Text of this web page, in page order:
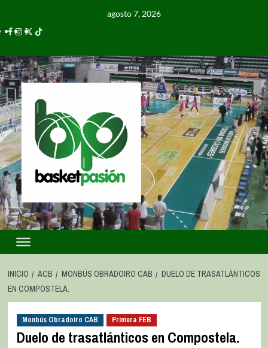
agosto 7, 2026
INICIO ACB MONBÚS OBRADOIRO CAB
DUELO DE TRASATLÁNTICOS
EN COMPOSTELA.
Monbús Obradoiro CAB Primera FEB
Duelo de trasatlánticos en Compostela.